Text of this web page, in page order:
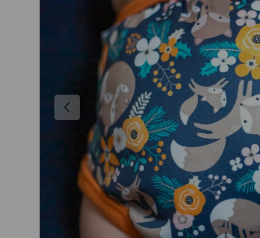
VORHERIGE